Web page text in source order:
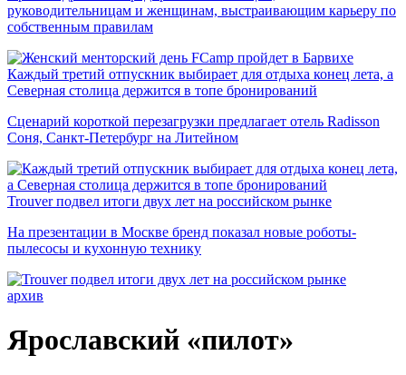
руководительницам и женщинам, выстраивающим карьеру по
собственным правилам
Каждый третий отпускник выбирает для отдыха конец лета, а
Северная столица держится в топе бронирований
Сценарий короткой перезагрузки предлагает отель Radisson
Соня, Санкт-Петербург на Литейном
Trouver подвел итоги двух лет на российском рынке
На презентации в Москве бренд показал новые роботы-
пылесосы и кухонную технику
архив
Ярославский «пилот»